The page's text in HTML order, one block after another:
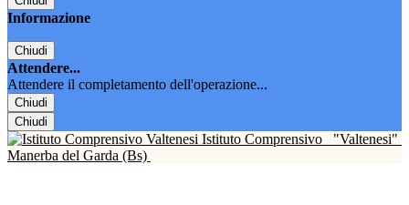
Informazione
Chiudi
Attendere...
Attendere il completamento dell'operazione...
Chiudi
Chiudi
Istituto Comprensivo
"Valtenesi"
Manerba del Garda (Bs)